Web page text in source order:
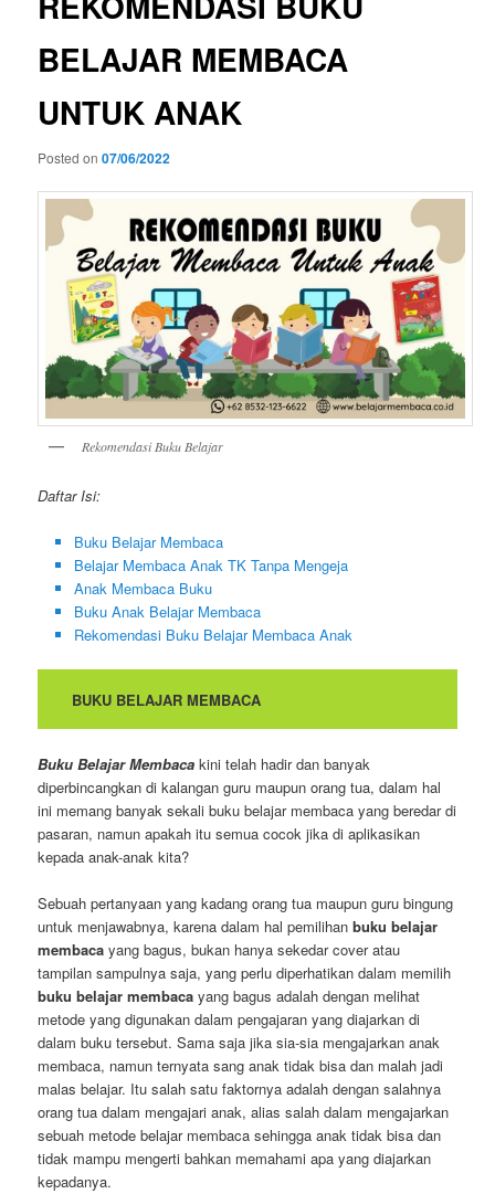
BELAJAR MEMBACA
UNTUK ANAK
Posted on07/06/2022
Rekomendasi Buku Belajar
Daftar Isi:
Buku Belajar Membaca
Belajar Membaca Anak TK Tanpa Mengeja
Anak Membaca Buku
Buku Anak Belajar Membaca
Rekomendasi Buku Belajar Membaca Anak
BUKU BELAJAR MEMBACA
Buku Belajar Membaca kini telah hadir dan banyak
diperbincangkan di kalangan guru maupun orang tua, dalam hal
ini memang banyak sekali buku belajar membaca yang beredar di
pasaran, namun apakah itu semua cocok jika di aplikasikan
kepada anak-anak kita?
Sebuah pertanyaan yang kadang orang tua maupun guru bingung
untuk menjawabnya, karena dalam hal pemilihan buku belajar
membaca yang bagus, bukan hanya sekedar cover atau
tampilan sampulnya saja, yang perlu diperhatikan dalam memilih
buku belajar membaca yang bagus adalah dengan melihat
metode yang digunakan dalam pengajaran yang diajarkan di
dalam buku tersebut. Sama saja jika sia-sia mengajarkan anak
membaca, namun ternyata sang anak tidak bisa dan malah jadi
malas belajar. Itu salah satu faktornya adalah dengan salahnya
orang tua dalam mengajari anak, alias salah dalam mengajarkan
sebuah metode belajar membaca sehingga anak tidak bisa dan
tidak mampu mengerti bahkan memahami apa yang diajarkan
kepadanya.